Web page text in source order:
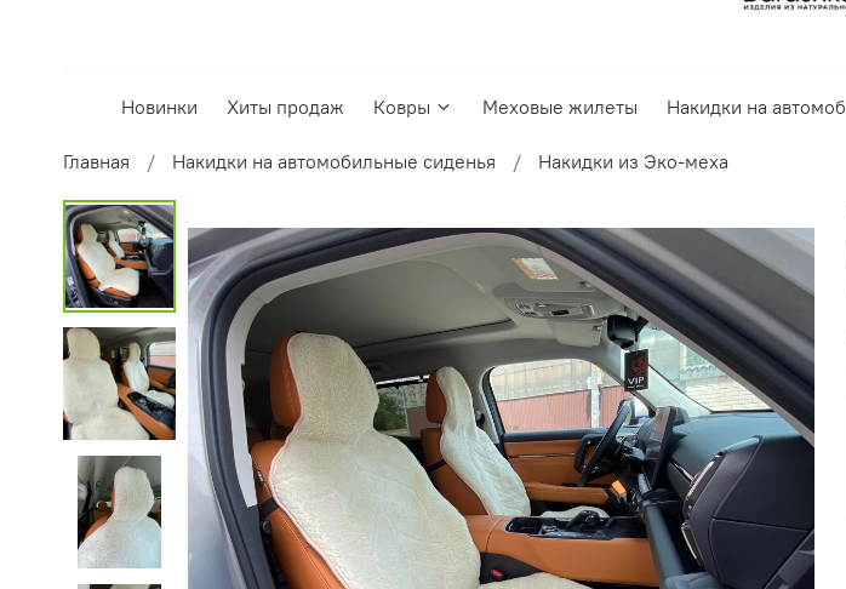
Новинки Хиты продаж Ковры Меховые жилеты Накидки на
Главная Накидки на автомобильные сиденья Накидки из Эко-меха